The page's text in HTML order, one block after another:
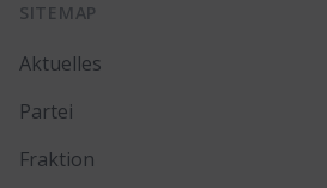
SITEMAP
Aktuelles
Partei
Fraktion